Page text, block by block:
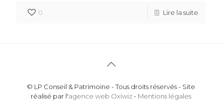
0 Lire la suite
© LP Conseil & Patrimoine - Tous droits réservés - Site
réalisé par l'agence web Oxiwiz- Mentions légales